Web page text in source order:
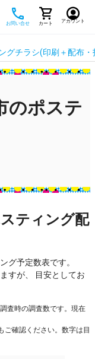
お問い合せ カート アカウント
グチラシ(印刷＋配布・
のポステ
ティング配
グ予定数表です。
すが、 目安としてお
査時の調査数です。現在
ご確認ください。数字は目